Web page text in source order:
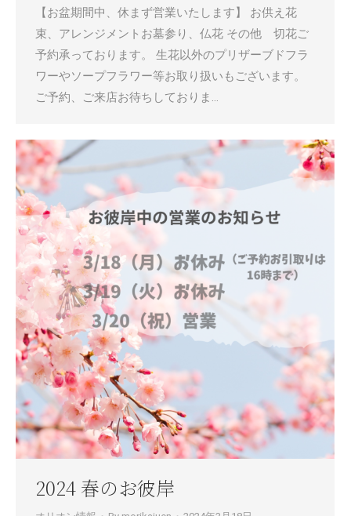
【お盆期間中、休まず営業いたします】 お供え花
束、アレンジメントお墓参り、仏花 その他 切花ご
予約承っております。 生花以外のプリザーブドフラ
ワーやソープフラワー等お取り扱いもございます。
ご予約、ご来店お待ちしておりま…
2024 春のお彼岸